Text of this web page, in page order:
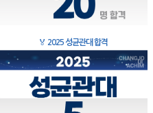
🏅 2025 성균관대 합격